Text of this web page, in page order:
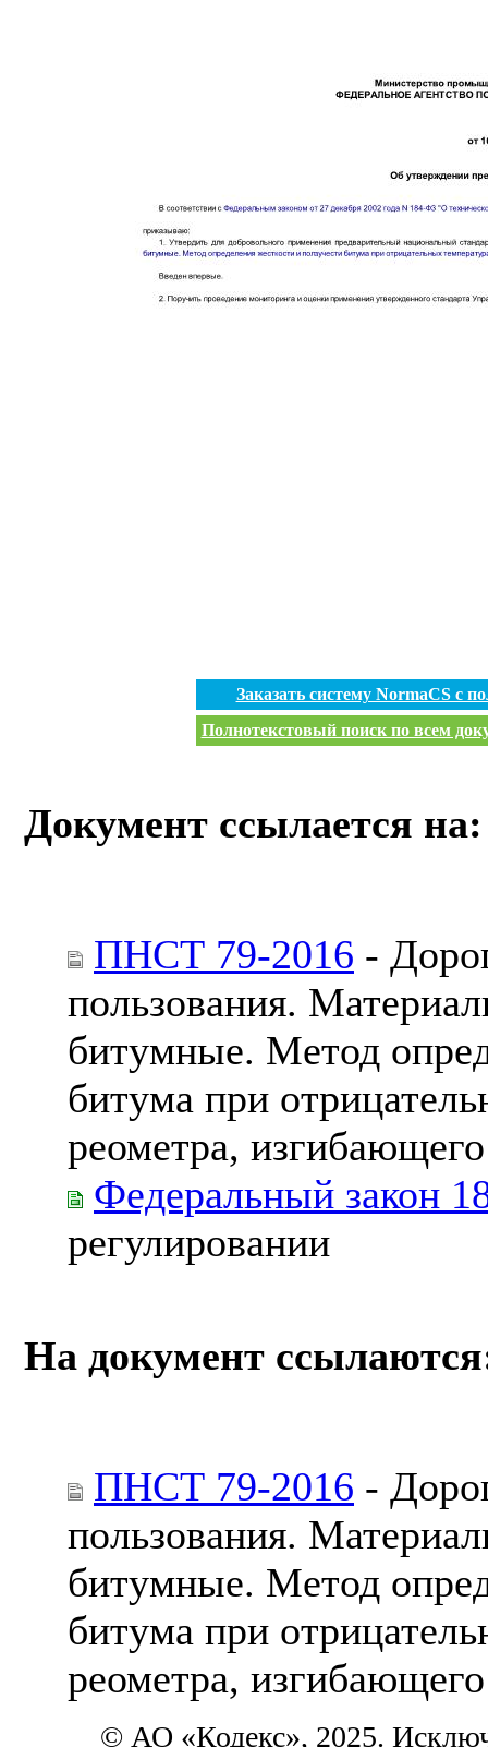
Заказать систему NormaCS с
Полнотекстовый поиск по всем
Документ ссылается на:
ПНСТ 79-2016 -
пользования.
битумные. Метод
битума при
реометра,
Федеральный закон
регулировании
На документ
ПНСТ 79-2016 -
пользования.
битумные. Метод
битума при
реометра,
© АО «Кодекс», 2025.